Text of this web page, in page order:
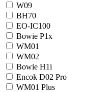
W09
BH70
EO-IC100
Bowie P1x
WM01
WM02
Bowie H1i
Encok D02 Pro
WM01 Plus